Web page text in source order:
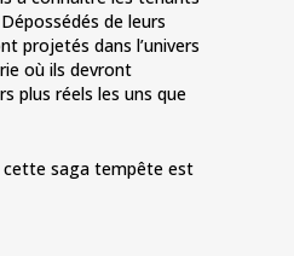
de leurs
projetés dans l’univers
où ils devront
plus réels les uns que
saga tempête est